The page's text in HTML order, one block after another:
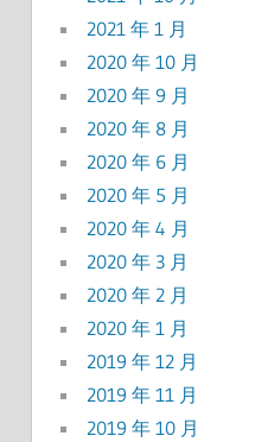
2021 年 1 月
2020 年 10 月
2020 年 9 月
2020 年 8 月
2020 年 6 月
2020 年 5 月
2020 年 4 月
2020 年 3 月
2020 年 2 月
2020 年 1 月
2019 年 12 月
2019 年 11 月
2019 年 10 月